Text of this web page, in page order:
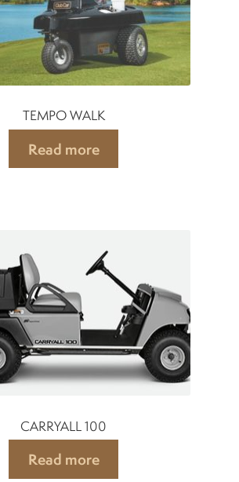
TEMPO WALK
Read more
CARRYALL 100
Read more